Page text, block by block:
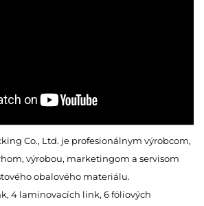
Co., Ltd. je profesionálnym výrobcom,
výrobou, marketingom a servisom
obalového materiálu.
4 laminovacích link, 6 fóliových